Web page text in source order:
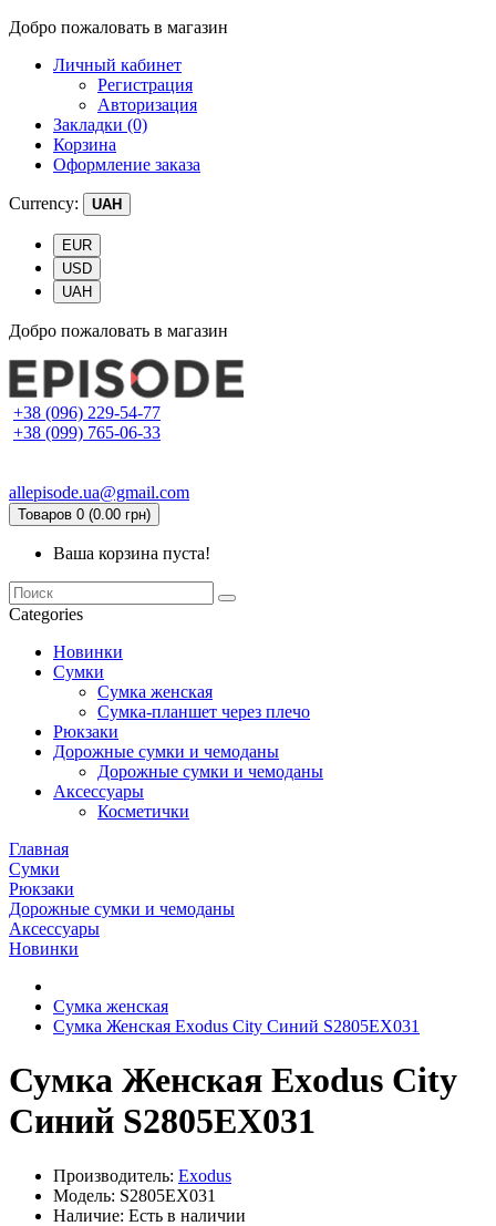
Добро пожаловать в магазин
Личный кабинет
Регистрация
Авторизация
Закладки (0)
Корзина
Оформление заказа
Currency: UAH
EUR
USD
UAH
Добро пожаловать в магазин
+38 (096) 229-54-77
+38 (099) 765-06-33
allepisode.ua@gmail.com
Товаров 0 (0.00 грн)
Ваша корзина пуста!
Categories
Новинки
Сумки
Сумка женская
Сумка-планшет через плечо
Рюкзаки
Дорожные сумки и чемоданы
Дорожные сумки и чемоданы
Аксессуары
Косметички
Главная
Сумки
Рюкзаки
Дорожные сумки и чемоданы
Аксессуары
Новинки
Сумка женская
Сумка Женская Exodus City Синий S2805EX031
Сумка Женская Exodus City
Синий S2805EX031
Производитель: Exodus
Модель: S2805EX031
Наличие: Есть в наличии